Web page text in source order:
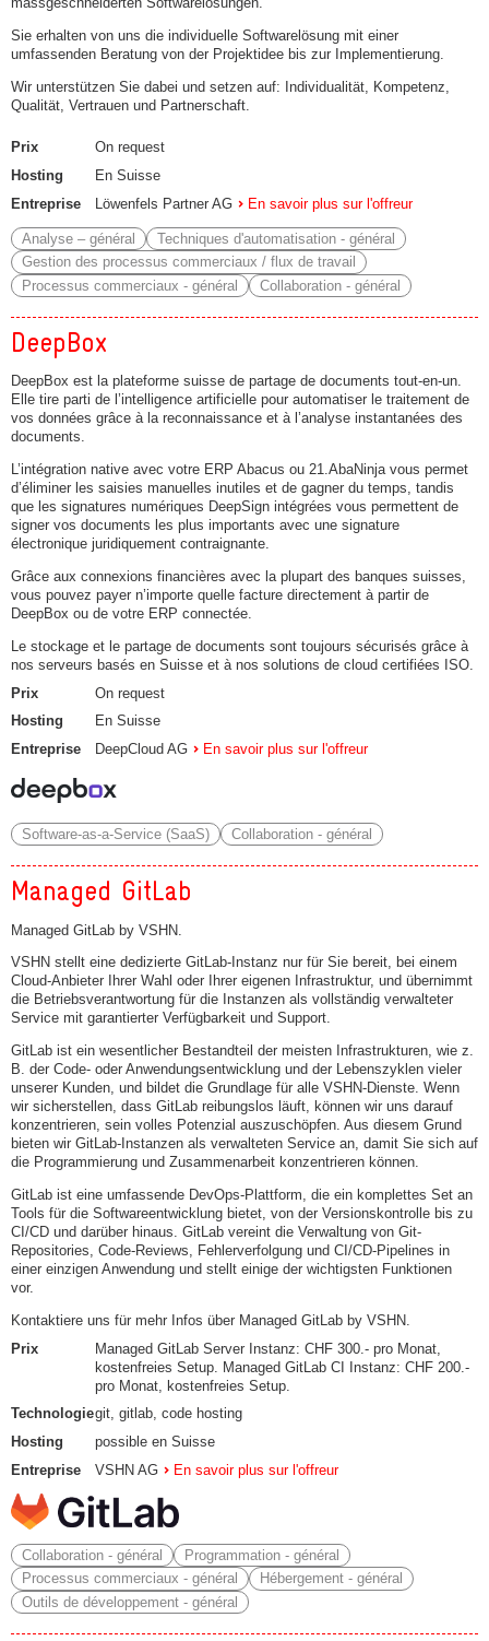
Sie erhalten von uns die individuelle Softwarelösung mit einer
umfassenden Beratung von der Projektidee bis zur Implementierung.
Wir unterstützen Sie dabei und setzen auf: Individualität, Kompetenz,
Qualität, Vertrauen und Partnerschaft.
Prix
On request
Hosting
En Suisse
Entreprise
Löwenfels Partner AG En savoir plus sur l'offreur
Analyse – général
Techniques d'automatisation - général
Gestion des processus commerciaux / flux de travail
Processus commerciaux - général
Collaboration - général
DeepBox
DeepBox est la plateforme suisse de partage de documents tout-en-un.
Elle tire parti de l’intelligence artificielle pour automatiser le traitement de
vos données grâce à la reconnaissance et à l’analyse instantanées des
documents.
L’intégration native avec votre ERP Abacus ou 21.AbaNinja vous permet
d’éliminer les saisies manuelles inutiles et de gagner du temps, tandis
que les signatures numériques DeepSign intégrées vous permettent de
signer vos documents les plus importants avec une signature
électronique juridiquement contraignante.
Grâce aux connexions financières avec la plupart des banques suisses,
vous pouvez payer n’importe quelle facture directement à partir de
DeepBox ou de votre ERP connectée.
Le stockage et le partage de documents sont toujours sécurisés grâce à
nos serveurs basés en Suisse et à nos solutions de cloud certifiées ISO.
Prix
On request
Hosting
En Suisse
Entreprise
DeepCloud AG En savoir plus sur l'offreur
Software-as-a-Service (SaaS) Collaboration - général
Managed GitLab
Managed GitLab by VSHN.
VSHN stellt eine dedizierte GitLab-Instanz nur für Sie bereit, bei einem
Cloud-Anbieter Ihrer Wahl oder Ihrer eigenen Infrastruktur, und übernimmt
die Betriebsverantwortung für die Instanzen als vollständig verwalteter
Service mit garantierter Verfügbarkeit und Support.
GitLab ist ein wesentlicher Bestandteil der meisten Infrastrukturen, wie z.
B. der Code- oder Anwendungsentwicklung und der Lebenszyklen vieler
unserer Kunden, und bildet die Grundlage für alle VSHN-Dienste. Wenn
wir sicherstellen, dass GitLab reibungslos läuft, können wir uns darauf
konzentrieren, sein volles Potenzial auszuschöpfen. Aus diesem Grund
bieten wir GitLab-Instanzen als verwalteten Service an, damit Sie sich auf
die Programmierung und Zusammenarbeit konzentrieren können.
GitLab ist eine umfassende DevOps-Plattform, die ein komplettes Set an
Tools für die Softwareentwicklung bietet, von der Versionskontrolle bis zu
CI/CD und darüber hinaus. GitLab vereint die Verwaltung von Git-
Repositories, Code-Reviews, Fehlerverfolgung und CI/CD-Pipelines in
einer einzigen Anwendung und stellt einige der wichtigsten Funktionen
vor.
Kontaktiere uns für mehr Infos über Managed GitLab by VSHN.
Prix
Managed GitLab Server Instanz: CHF 300.- pro Monat,
kostenfreies Setup. Managed GitLab CI Instanz: CHF 200.-
pro Monat, kostenfreies Setup.
Technologiegit, gitlab, code hosting
Hosting
possible en Suisse
Entreprise
VSHN AG En savoir plus sur l'offreur
Collaboration - général
Programmation - général
Processus commerciaux - général
Hébergement - général
Outils de développement - général